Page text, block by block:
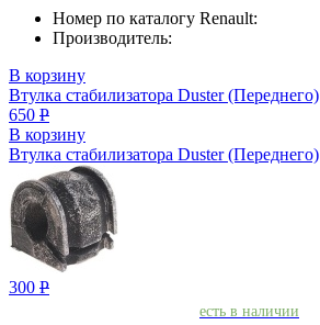
Номер по каталогу Renault:
Производитель:
В корзину
Втулка стабилизатора Duster (Переднего)
650 Р
В корзину
Втулка стабилизатора Duster (Переднего)
300 Р
есть в наличии